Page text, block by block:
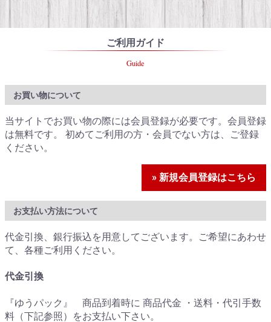
ご利用ガイド
Guide
お買い物について
当サイトでお買い物の際には会員登録が必要です。会員登録
は無料です。 初めてご利用の方・会員でない方は、ご登録
ください。
» 新規会員登録はこちら
お支払い方法について
代金引換、銀行振込を用意してございます。ご希望にあわせ
て、各種ご利用ください。
代金引換
『ゆうパック』 商品到着時に 商品代金 ・送料・代引手数
料（下記参照）をお支払い下さい。